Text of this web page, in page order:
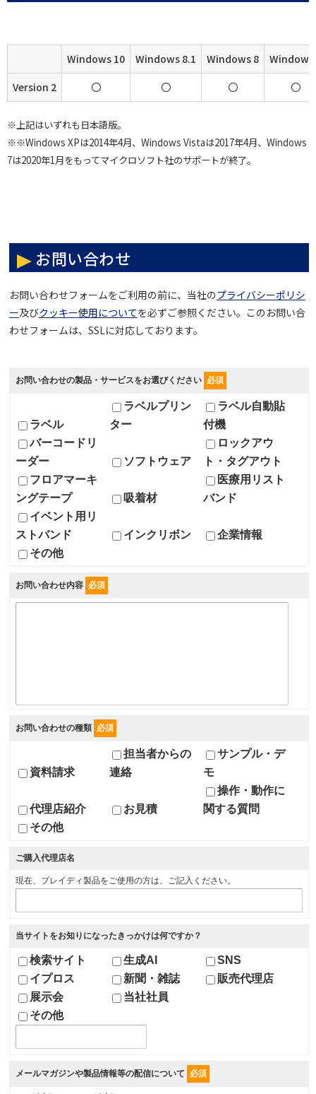
Windows 10 Windows 8.1 Windows 8
Windows
Version 2
〇 〇 〇 〇
※上記はいずれも日本語版。
※※Windows XPは2014年4月、Windows Vistaは2017年4月、Windows
7は2020年1月をもってマイクロソフト社のサポートが終了。
お問い合わせ
お問い合わせフォームをご利用の前に、当社のプライバシーポリシ
ー及びクッキー使用についてを必ずご参照ください。このお問い合
わせフォームは、SSLに対応しております。
お問い合わせの製品・サービスをお選びください 必須
ラベル
ラベルプリン
ター
ラベル自動貼
付機
バーコードリ
ーダー
ソフトウェア
ロックアウ
ト・タグアウト
フロアマーキ
ングテープ
吸着材
医療用リスト
バンド
イベント用リ
ストバンド
インクリボン
企業情報
その他
お問い合わせ内容 必須
お問い合わせの種類 必須
資料請求
担当者からの
連絡
サンプル・デ
モ
代理店紹介 お見積
操作・動作に
関する質問
その他
ご購入代理店名
現在、ブレイディ製品をご使用の方は、ご記入ください。
当サイトをお知りになったきっかけは何ですか？
検索サイト 生成AI
SNS
イプロス
新聞・雑誌
販売代理店
展示会
当社社員
その他
メールマガジンや製品情報等の配信について 必須